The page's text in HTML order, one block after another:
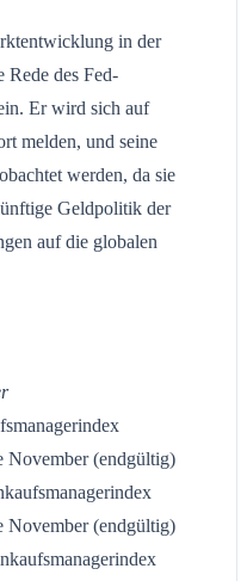
in der
Rede des Fed-
Er wird sich auf
melden, und seine
werden, da sie
Geldpolitik der
auf die globalen
November (endgültig)
November (endgültig)